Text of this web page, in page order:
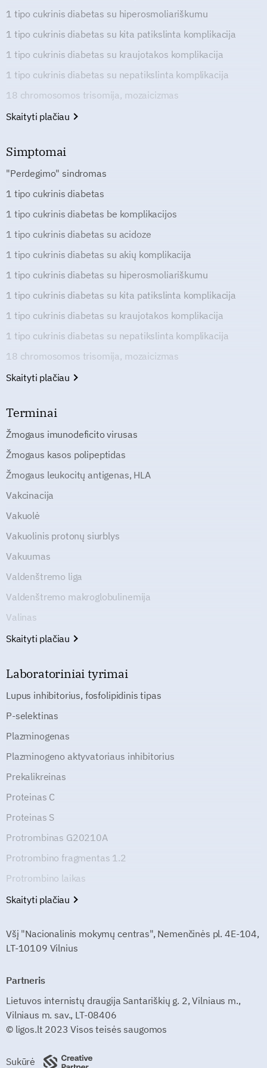
1 tipo cukrinis diabetas su hiperosmoliariškumu
1 tipo cukrinis diabetas su kita patikslinta komplikacija
1 tipo cukrinis diabetas su kraujotakos komplikacija
1 tipo cukrinis diabetas su nepatikslinta komplikacija
18 chromosomos trisomija, mozaicizmas
Skaityti plačiau
Simptomai
"Perdegimo" sindromas
1 tipo cukrinis diabetas
1 tipo cukrinis diabetas be komplikacijos
1 tipo cukrinis diabetas su acidoze
1 tipo cukrinis diabetas su akių komplikacija
1 tipo cukrinis diabetas su hiperosmoliariškumu
1 tipo cukrinis diabetas su kita patikslinta komplikacija
1 tipo cukrinis diabetas su kraujotakos komplikacija
1 tipo cukrinis diabetas su nepatikslinta komplikacija
18 chromosomos trisomija, mozaicizmas
Skaityti plačiau
Terminai
Žmogaus imunodeficito virusas
Žmogaus kasos polipeptidas
Žmogaus leukocitų antigenas, HLA
Vakcinacija
Vakuolė
Vakuolinis protonų siurblys
Vakuumas
Valdenštremo liga
Valdenštremo makroglobulinemija
Valinas
Skaityti plačiau
Laboratoriniai tyrimai
Lupus inhibitorius, fosfolipidinis tipas
P-selektinas
Plazminogenas
Plazminogeno aktyvatoriaus inhibitorius
Prekalikreinas
Proteinas C
Proteinas S
Protrombinas G20210A
Protrombino fragmentas 1.2
Protrombino laikas
Skaityti plačiau
Všį "Nacionalinis mokymų centras", Nemenčinės pl. 4E-104,
LT-10109 Vilnius
Partneris
Lietuvos internistų draugija Santariškių g. 2, Vilniaus m.,
Vilniaus m. sav., LT-08406
© ligos.lt 2023 Visos teisės saugomos
Sukūrė